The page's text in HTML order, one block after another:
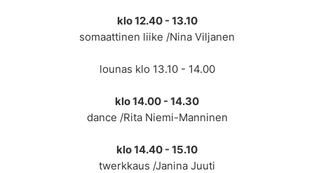
klo 12.40 - 13.10
somaattinen liike /Nina Viljanen
lounas klo 13.10 - 14.00
klo 14.00 - 14.30
dance /Rita Niemi-Manninen
klo 14.40 - 15.10
twerkkaus /Janina Juuti